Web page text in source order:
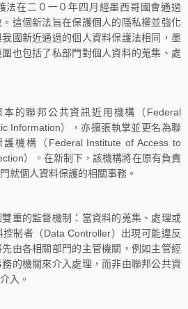
在二０一０年四月經墨西哥國會通過
這個新法旨在保護個人的隱私權並強化
國新近通過的個人資料保護法相同，墨
也包括了私部門對個人資料的蒐集、處
聯邦公共資訊近用機構（Federal
Information），亦擴張執掌並更名為聯
機構（Federal Institute of Access to
）。在新制下，該機構將在原有負責
就個人資料保護的相關事務。
的監督機制：當資料的蒐集、處理或
制者（Data Controller）出現可能違反
由各相關部門的主管機關，例如主管經
的機關來介入處理，而非由聯邦公共資
入。